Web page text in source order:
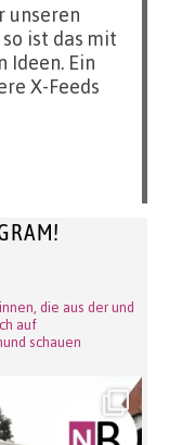
unseren
ist das mit
Ideen. Ein
X-Feeds
die aus der und
auf
schauen